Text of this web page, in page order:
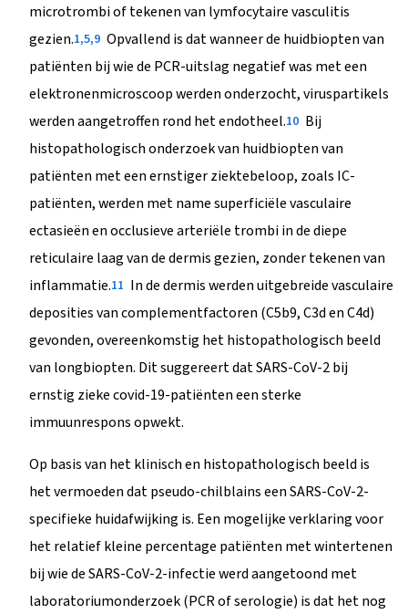
microtrombi of tekenen van lymfocytaire vasculitis
gezien.1,5,9 Opvallend is dat wanneer de huidbiopten van
patiënten bij wie de PCR-uitslag negatief was met een
elektronenmicroscoop werden onderzocht, viruspartikels
werden aangetroffen rond het endotheel.10 Bij
histopathologisch onderzoek van huidbiopten van
patiënten met een ernstiger ziektebeloop, zoals IC-
patiënten, werden met name superficiële vasculaire
ectasieën en occlusieve arteriële trombi in de diepe
reticulaire laag van de dermis gezien, zonder tekenen van
inflammatie.11 In de dermis werden uitgebreide vasculaire
deposities van complementfactoren (C5b9, C3d en C4d)
gevonden, overeenkomstig het histopathologisch beeld
van longbiopten. Dit suggereert dat SARS-CoV-2 bij
ernstig zieke covid-19-patiënten een sterke
immuunrespons opwekt.
Op basis van het klinisch en histopathologisch beeld is
het vermoeden dat pseudo-chilblains een SARS-CoV-2-
specifieke huidafwijking is. Een mogelijke verklaring voor
het relatief kleine percentage patiënten met wintertenen
bij wie de SARS-CoV-2-infectie werd aangetoond met
laboratoriumonderzoek (PCR of serologie) is dat het nog